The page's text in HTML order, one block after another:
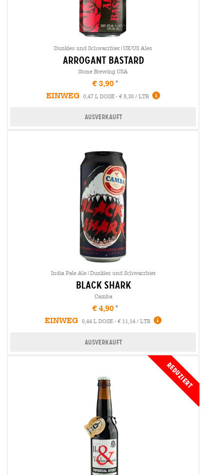
Dunkles und Schwarzbier|UK/US Ales
arrogant bastard
Stone Brewing USA
€ 3,90
EINWEG
0,47 L DOSE - € 8,30 / LTR
Ausverkauft
India Pale Ale|Dunkles und Schwarzbier
black shark
Camba
€ 4,90
EINWEG
0,44 L DOSE - € 11,14 / LTR
Ausverkauft
Reduziert